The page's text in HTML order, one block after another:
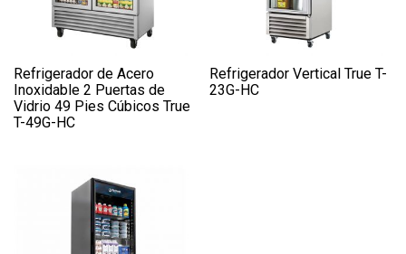
Refrigerador de Acero
Inoxidable 2 Puertas de
Vidrio 49 Pies Cúbicos True
T-49G-HC
Refrigerador Vertical True T-
23G-HC